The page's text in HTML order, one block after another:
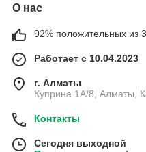
О нас
92% положительных из
Работает с 10.04.2023
г. Алматы
Куприна 1A/8, Алматы,
Контакты
Сегодня выходной